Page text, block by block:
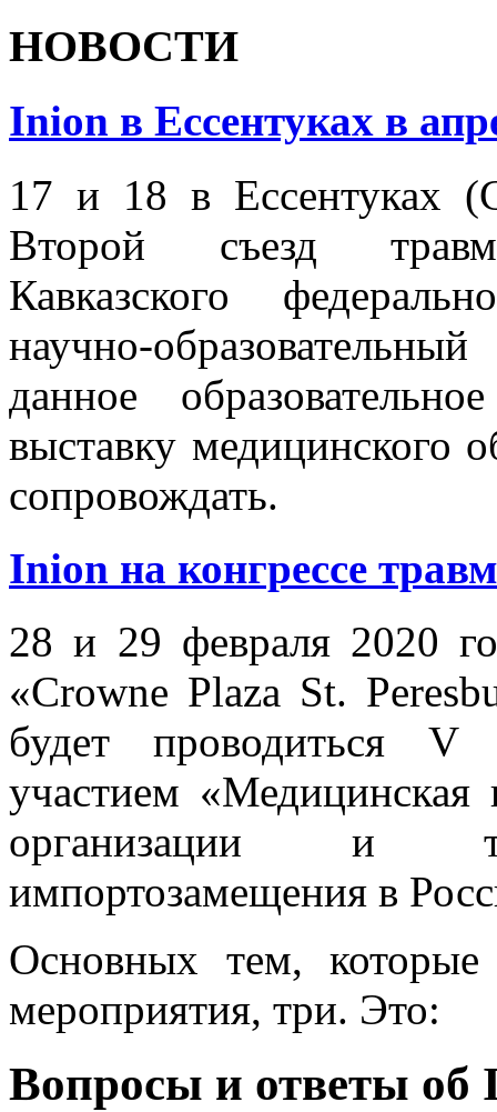
НОВОСТИ
Inion в Ессентуках в
17 и 18 в Ессентуках
Второй съезд
Кавказского
научно-
данное
выставку медицинского
сопровождать.
Inion на конгрессе
28 и 29 февраля 2020
«Crowne Plaza St.
будет проводиться V
участием
организации и
импортозамещения в
Основных тем,
мероприятия, три. Это:
Вопросы и ответы об